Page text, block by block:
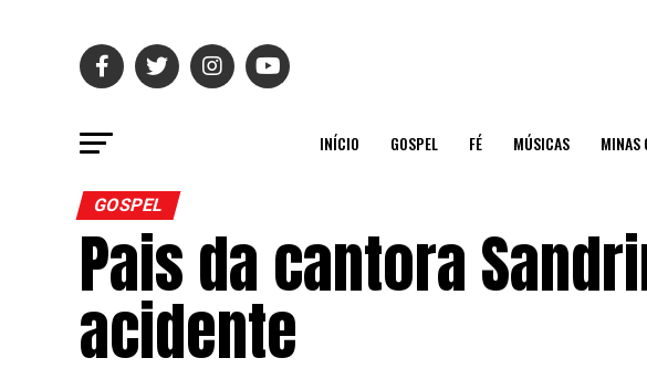
INÍCIO GOSPEL FÉ MÚSICAS MINAS
GOSPEL
Pais da cantora
acidente